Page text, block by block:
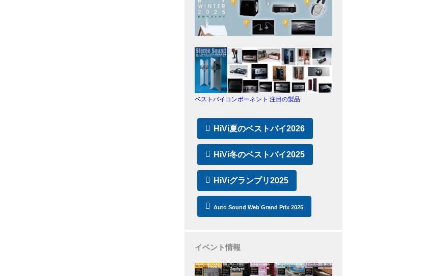
ベストバイコンポーネント 注目の製品
HiVi夏のベストバイ2026
HiVi冬のベストバイ2025
HiViグランプリ2025
Auto Sound Web Grand Prix 2025
イベント情報